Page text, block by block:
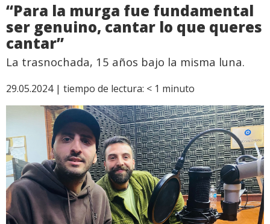
“Para la murga fue fundamental
ser genuino, cantar lo que queres
cantar”
La trasnochada, 15 años bajo la misma luna.
29.05.2024 | tiempo de lectura: < 1 minuto